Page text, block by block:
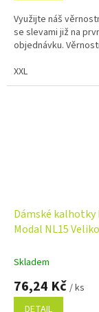
Využijte náš
se slevami již na
objednávku.
XXL
Dámské kalhotky
Modal NL15
Skladem
76,24 Kč / ks
DETAIL